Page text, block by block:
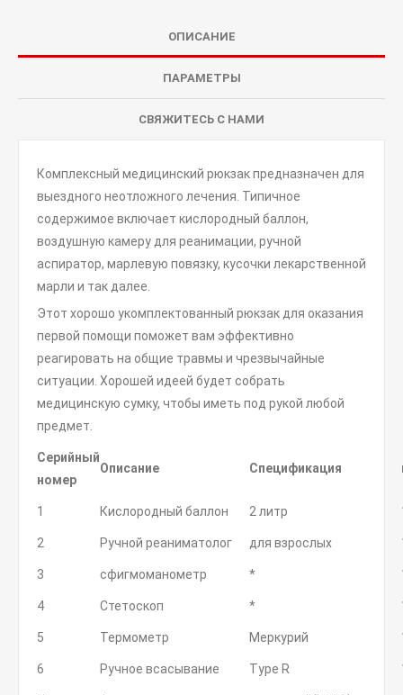
ОПИСАНИЕ
ПАРАМЕТРЫ
СВЯЖИТЕСЬ С НАМИ
Комплексный медицинский рюкзак предназначен для
выездного неотложного лечения. Типичное
содержимое включает кислородный баллон,
воздушную камеру для реанимации, ручной
аспиратор, марлевую повязку, кусочки лекарственной
марли и так далее.
Этот хорошо укомплектованный рюкзак для оказания
первой помощи поможет вам эффективно
реагировать на общие травмы и чрезвычайные
ситуации. Хорошей идеей будет собрать
медицинскую сумку, чтобы иметь под рукой любой
предмет.
Серийный
номер
Описание Спецификация
1 Кислородный баллон 2 литр
2 Ручной реаниматолог для взрослых
3 сфигмоманометр *
4 Стетоскоп *
5 Термометр Меркурий
6 Ручное всасывание Type R